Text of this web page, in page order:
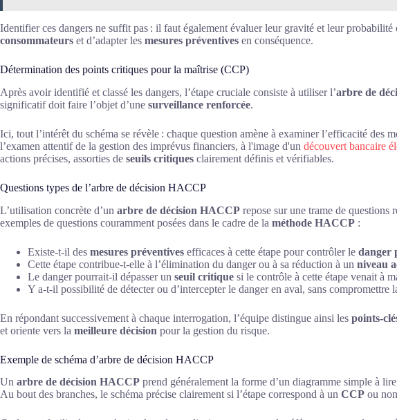
Identifier ces dangers ne suffit pas : il faut également évaluer leur gravité et leur
consommateurs et d’adapter les mesures préventives en conséquence.
Détermination des points critiques pour la maîtrise (CCP)
Après avoir identifié et classé les dangers, l’étape cruciale consiste à utiliser l’arbre de
significatif doit faire l’objet d’une surveillance renforcée.
Ici, tout l’intérêt du schéma se révèle : chaque question amène à examiner l’efficacité des
l’examen attentif de la gestion des imprévus financiers, à l'image d'un découvert bancaire
actions précises, assorties de seuils critiques clairement définis et vérifiables.
Questions types de l’arbre de décision HACCP
L’utilisation concrète d’un arbre de décision HACCP repose sur une trame de questions
exemples de questions couramment posées dans le cadre de la méthode HACCP :
Existe-t-il des mesures préventives efficaces à cette étape pour contrôler le danger
Cette étape contribue-t-elle à l’élimination du danger ou à sa réduction à un niveau
Le danger pourrait-il dépasser un seuil critique si le contrôle à cette étape venait à
Y a-t-il possibilité de détecter ou d’intercepter le danger en aval, sans compromettre
En répondant successivement à chaque interrogation, l’équipe distingue ainsi les points-
et oriente vers la meilleure décision pour la gestion du risque.
Exemple de schéma d’arbre de décision HACCP
Un arbre de décision HACCP prend généralement la forme d’un diagramme simple à
Au bout des branches, le schéma précise clairement si l’étape correspond à un CCP ou